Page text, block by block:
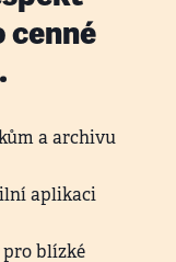
cenné
a archivu
aplikaci
blízké